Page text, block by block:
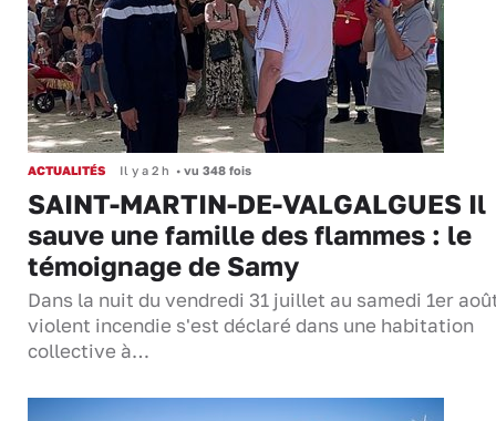
ACTUALITÉS Il y a 2 h • vu 348 fois
SAINT-MARTIN-DE-VALGALGUES Il
sauve une famille des flammes : le
témoignage de Samy
Dans la nuit du vendredi 31 juillet au samedi 1er
violent incendie s'est déclaré dans une habitation
collective à…